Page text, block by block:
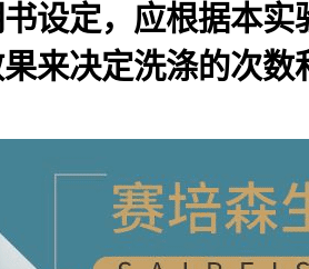
设定，应根据本
来决定洗涤的次